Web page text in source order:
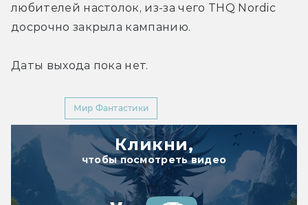
любителей настолок, из-за чего THQ Nordic
досрочно закрыла кампанию.
Даты выхода пока нет.
Мир Фантастики
Кликни,
чтобы посмотреть видео